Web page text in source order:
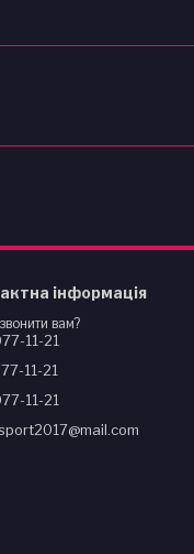
інформація
вам?
11-21
11-21
11-21